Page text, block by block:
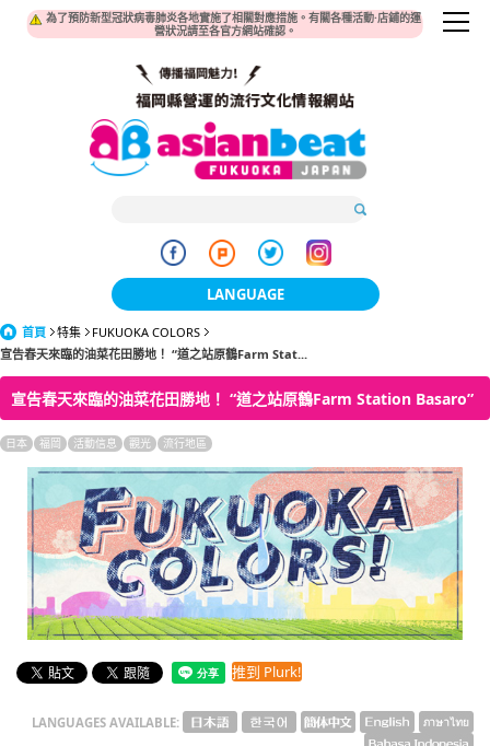
為了預防新型冠狀病毒肺炎各地實施了相關對應措施。有關各種活動·店鋪的運
營狀況請至各官方網站確認。
LANGUAGE
한국어
簡体中文
繁體中文
English
ภาษาไทย
tiéng Viêt
首頁 特集
FUKUOKA COLORS
宣告春天來臨的油菜花田勝地！ “道之站原鶴Farm Stat...
宣告春天來臨的油菜花田勝地！ “道之站原鶴Farm Station Basaro”
日本 福岡 活動信息 觀光 流行地區
推到 Plurk!
LANGUAGES AVAILABLE: